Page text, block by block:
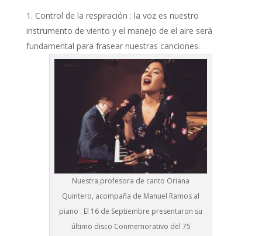
Control de la respiración : la voz es nuestro
instrumento de viento y el manejo de el aire será
fundamental para frasear nuestras canciones.
Nuestra profesora de canto Oriana
Quintero, acompaña de Manuel Ramos al
piano . El 16 de Septiembre presentaron su
último disco Conmemorativo del 75